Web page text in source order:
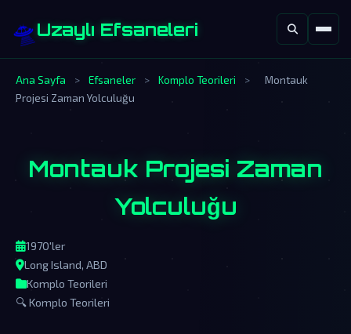
🛸Uzaylı Efsaneleri
Ana Sayfa > Efsaneler > Komplo Teorileri >
Montauk
Projesi Zaman Yolculuğu
Montauk Projesi Zaman
Yolculuğu
1970'ler
Long Island, ABD
Komplo Teorileri
🔍 Komplo Teorileri